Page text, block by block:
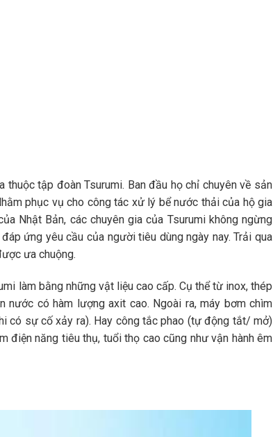
tập đoàn Tsurumi. Ban đầu họ chỉ chuyên về sản
phục vụ cho công tác xử lý bể nước thải của hộ gia
Nhật Bản, các chuyên gia của Tsurumi không ngừng
ứng yêu cầu của người tiêu dùng ngày nay. Trải qua
ưa chuộng.
làm bằng những vật liệu cao cấp. Cụ thể từ inox, thép
có hàm lượng axit cao. Ngoài ra, máy bơm chìm
có sự cố xảy ra). Hay công tắc phao (tự động tắt/ mở)
điện năng tiêu thụ, tuổi thọ cao cũng như vận hành êm